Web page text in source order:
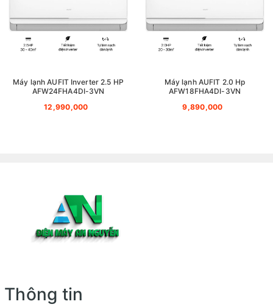
Máy lạnh AUFIT Inverter 2.5 HP
AFW24FHA4DI-3VN
12,990,000
Máy lạnh AUFIT 2.0 Hp
AFW18FHA4DI-3VN
9,890,000
Thông tin